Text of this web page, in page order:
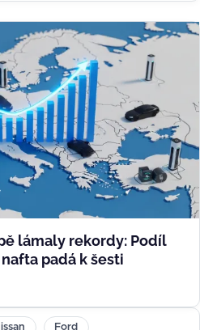
lámaly rekordy: Podíl
nafta padá k šesti
Ford